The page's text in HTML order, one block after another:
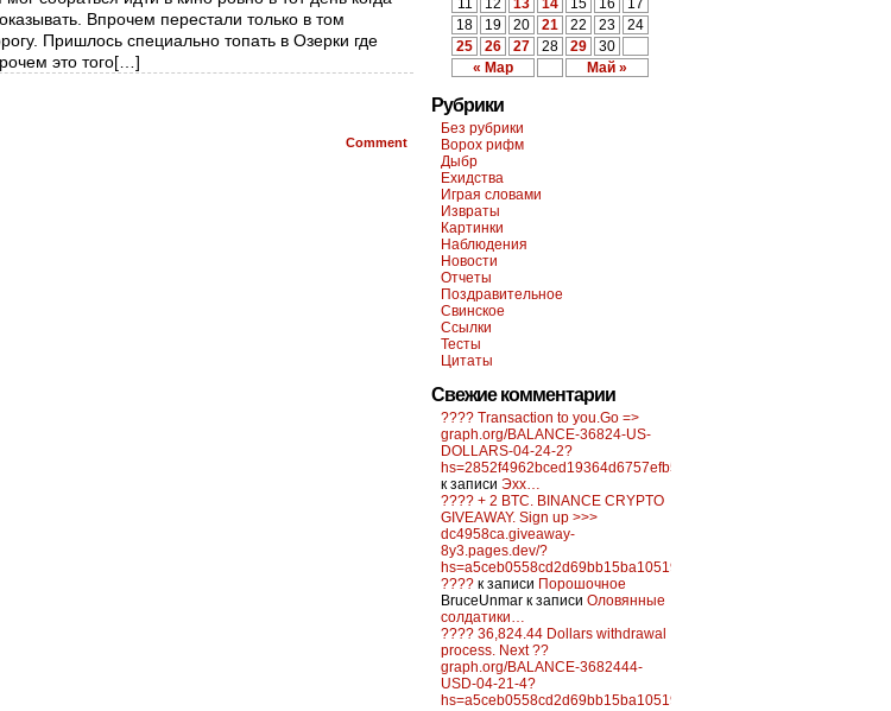
Впрочем перестали только в том
Пришлось специально топать в Озерки где
это того[…]
Comment
« Мар Май »
11
12 13 14 15 16
17
18
19 20 21 22 23
24
25
26 27 28 29 30
Рубрики
Без рубрики
Ворох рифм
Дыбр
Ехидства
Играя словами
Извраты
Картинки
Наблюдения
Новости
Отчеты
Поздравительное
Свинское
Ссылки
Тесты
Цитаты
Свежие комментарии
???? Transaction to you.Go =>
graph.org/BALANCE-36824-US-
DOLLARS-04-24-2?
hs=2852f4962bced19364d6757efb5f6a84&
к записи Эхх…
???? + 2 BTC. BINANCE CRYPTO
GIVEAWAY. Sign up >>>
dc4958ca.giveaway-
8y3.pages.dev/?
hs=a5ceb0558cd2d69bb15ba10519f0d6c2&
???? к записи Порошочное
BruceUnmar к записи Оловянные
солдатики…
???? 36,824.44 Dollars withdrawal
process. Next ??
graph.org/BALANCE-3682444-
USD-04-21-4?
hs=a5ceb0558cd2d69bb15ba10519f0d6c2&